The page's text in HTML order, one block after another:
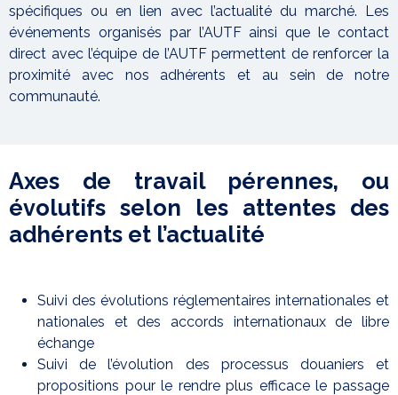
spécifiques ou en lien avec l’actualité du marché. Les
événements organisés par l’AUTF ainsi que le contact
direct avec l’équipe de l’AUTF permettent de renforcer la
proximité avec nos adhérents et au sein de notre
communauté.
Axes de travail pérennes, ou
évolutifs selon les attentes des
adhérents et l’actualité
Suivi des évolutions réglementaires internationales et
nationales et des accords internationaux de libre
échange
Suivi de l’évolution des processus douaniers et
propositions pour le rendre plus efficace le passage